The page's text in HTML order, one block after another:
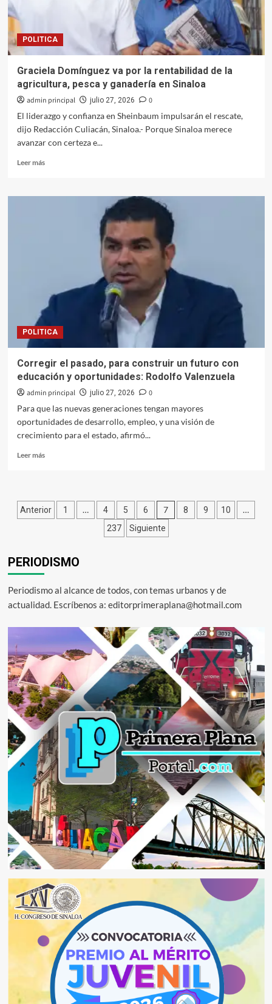
regreso
POLITICA
Graciela Domínguez va por la rentabilidad de la
agricultura, pesca y ganadería en Sinaloa
admin principal julio 27, 2026
0
El liderazgo y confianza en Sheinbaum impulsarán el rescate,
dijo Redacción Culiacán, Sinaloa.- Porque Sinaloa merece
avanzar con certeza e...
Leer másLeer
Graciela
agricultura,
pesca
y
en
POLITICA
Corregir el pasado, para construir un futuro con
educación y oportunidades: Rodolfo Valenzuela
admin principal julio 27, 2026
0
Para que las nuevas generaciones tengan mayores
oportunidades de desarrollo, empleo, y una visión de
crecimiento para el estado, afirmó...
Leer másLeer
el
pasado,
futuro
con
y
oportunidades:
Valenzuela
Paginación
Anterior 1 … 4 5 6 7 8 9 10 …
237 Siguiente
PERIODISMO
Periodismo al alcance de todos, con temas urbanos y de
actualidad. Escríbenos a: editorprimeraplana@hotmail.com